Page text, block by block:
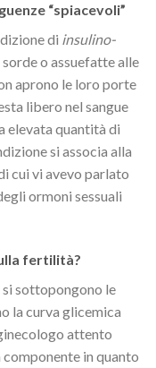
“spiacevoli”
di insulino-
o assuefatte alle
aprono le loro porte
libero nel sangue
elevata quantità di
si associa alla
cui vi avevo parlato
ormoni sessuali
fertilità?
si sottopongono le
la curva glicemica
attento
in quanto